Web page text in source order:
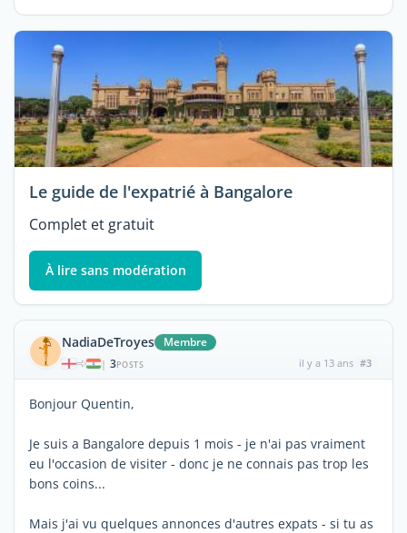
Le guide de l'expatrié à Bangalore
Complet et gratuit
À lire sans modération
NadiaDeTroyes Membre
| 3POSTS il y a 13 ans #3
Bonjour Quentin,
Je suis a Bangalore depuis 1 mois - je n'ai pas vraiment
eu l'occasion de visiter - donc je ne connais pas trop les
bons coins...
Mais j'ai vu quelques annonces d'autres expats - si tu as